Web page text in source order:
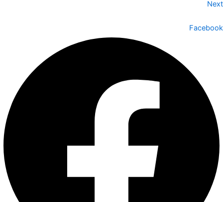
Next
Facebook